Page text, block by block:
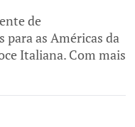
de
para as Américas da
Italiana. Com mais